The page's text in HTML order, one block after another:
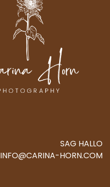
SAG HALLO
INFO@CARINA-HORN.COM